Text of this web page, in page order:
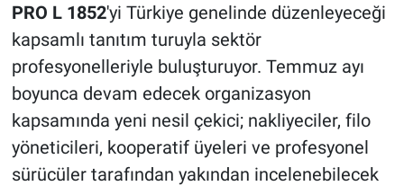
PRO L 1852'yi Türkiye genelinde düzenleyeceği
kapsamlı tanıtım turuyla sektör
profesyonelleriyle buluşturuyor. Temmuz ayı
boyunca devam edecek organizasyon
kapsamında yeni nesil çekici; nakliyeciler, filo
yöneticileri, kooperatif üyeleri ve profesyonel
sürücüler tarafından yakından incelenebilecek